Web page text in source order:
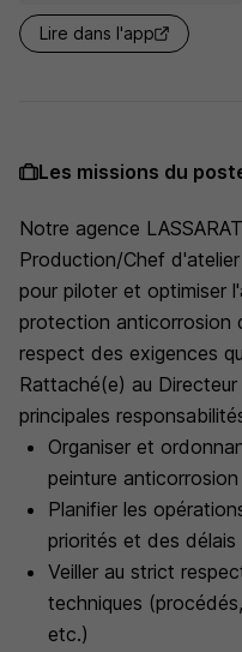
Lire dans l'app
Les missions du
Notre agence
Production/Chef
pour piloter et optimiser
protection anticorrosion
respect des exigences
Rattaché(e) au
principales
Organiser et
peinture anticorrosion
Planifier les
priorités et des délais
Veiller au strict
techniques
etc.)